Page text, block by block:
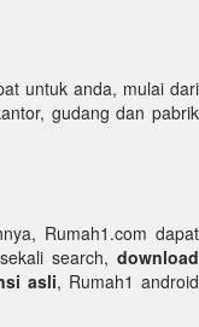
untuk anda, mulai dari
gudang dan pabrik
Rumah1.com dapat
search, download
asli, Rumah1 android